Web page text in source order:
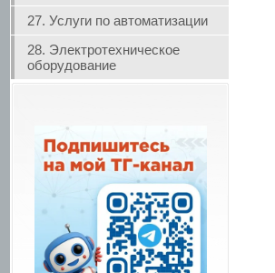
27. Услуги по автоматизации
28. Электротехническое
оборудование